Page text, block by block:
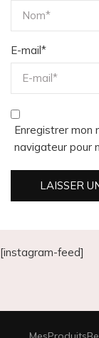
E-mail *
Enregistrer mon
navigateur pour
[instagram-feed]